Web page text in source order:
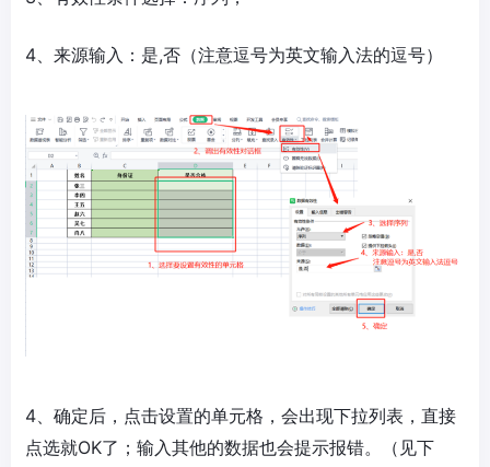
4、来源输入：是,否（注意逗号为英文输入法的逗号）
4、确定后，点击设置的单元格，会出现下拉列表，直接
点选就OK了；输入其他的数据也会提示报错。（见下